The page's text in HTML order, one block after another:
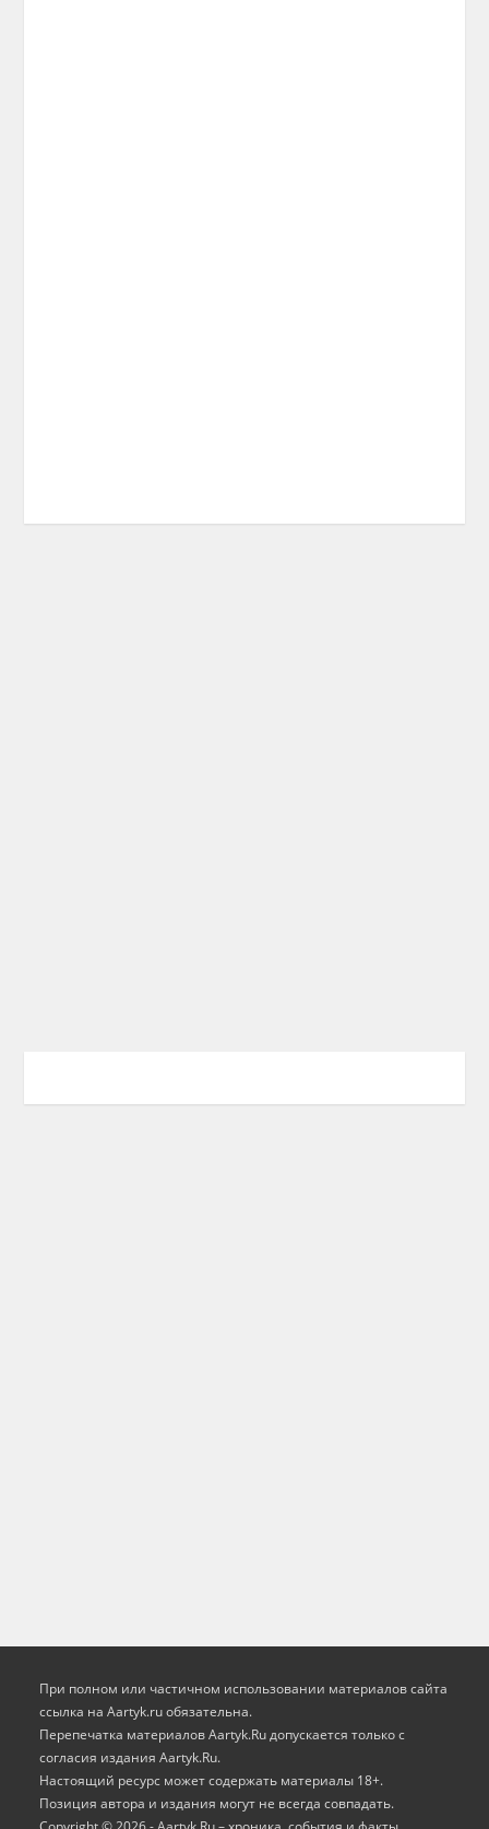
При полном или частичном использовании материалов сайта
ссылка на Aartyk.ru oбязательна.
Перепечатка материалов Aartyk.Ru допускается только с
согласия издания Aartyk.Ru.
Настоящий ресурс может содержать материалы 18+.
Позиция автора и издания могут не всегда совпадать.